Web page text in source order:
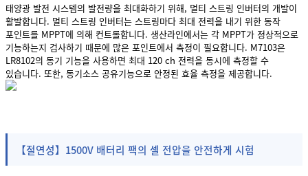
태양광 발전 시스템의 발전량을 최대화하기 위해, 멀티 스트링 인버터의 개발이
활발합니다. 멀티 스트링 인버터는 스트링마다 최대 전력을 내기 위한 동작
포인트를 MPPT에 의해 컨트롤합니다. 생산라인에서는 각 MPPT가 정상적으로
기능하는지 검사하기 때문에 많은 포인트에서 측정이 필요합니다. M7103은
LR8102의 동기 기능을 사용하면 최대 120 ch 전력을 동시에 측정할 수
있습니다. 또한, 동기소스 공유기능으로 안정된 효율 측정을 제공합니다.
【절연성】1500V 배터리 팩의 셀 전압을 안전하게 시험